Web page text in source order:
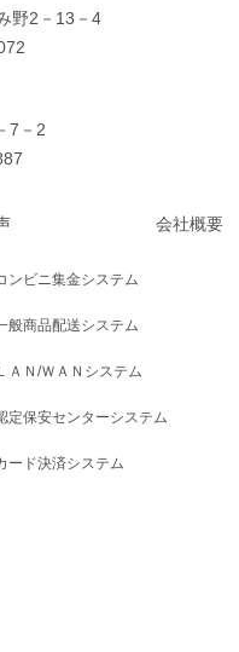
野2－13－4
7－2
会社概要
ンビニ集金システム
般商品配送システム
ＡＮ/ＷＡＮシステム
定保安センターシステム
ード決済システム